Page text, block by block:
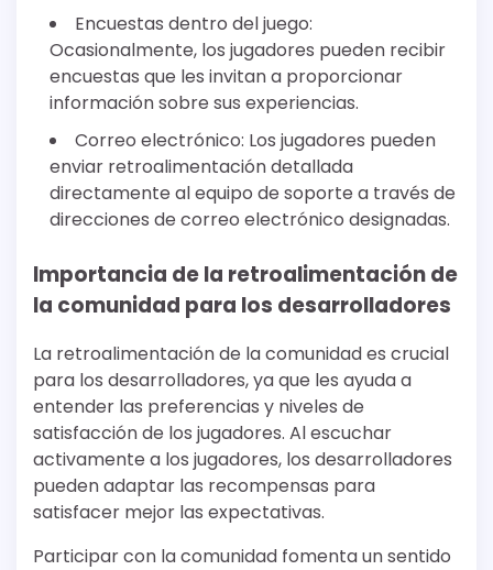
Encuestas dentro del juego:
Ocasionalmente, los jugadores pueden recibir
encuestas que les invitan a proporcionar
información sobre sus experiencias.
Correo electrónico: Los jugadores pueden
enviar retroalimentación detallada
directamente al equipo de soporte a través de
direcciones de correo electrónico designadas.
Importancia de la retroalimentación de
la comunidad para los desarrolladores
La retroalimentación de la comunidad es crucial
para los desarrolladores, ya que les ayuda a
entender las preferencias y niveles de
satisfacción de los jugadores. Al escuchar
activamente a los jugadores, los desarrolladores
pueden adaptar las recompensas para
satisfacer mejor las expectativas.
Participar con la comunidad fomenta un sentido